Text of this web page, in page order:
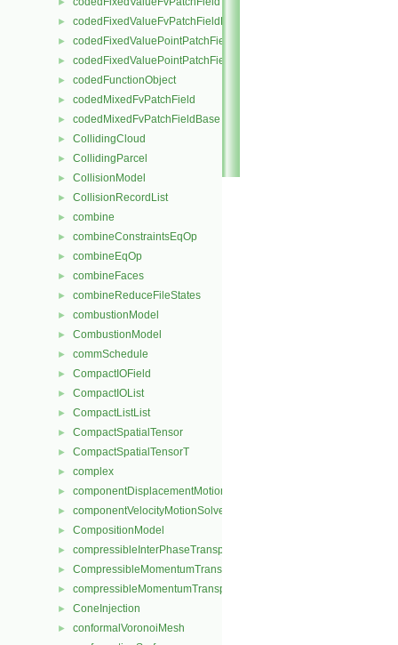
► codedFixedValueFvPatchFieldBase
► codedFixedValuePointPatchField
► codedFixedValuePointPatchFieldBase
► codedFunctionObject
► codedMixedFvPatchField
► codedMixedFvPatchFieldBase
► CollidingCloud
► CollidingParcel
► CollisionModel
► CollisionRecordList
► combine
► combineConstraintsEqOp
► combineEqOp
► combineFaces
► combineReduceFileStates
► combustionModel
► CombustionModel
► commSchedule
► CompactIOField
► CompactIOList
► CompactListList
► CompactSpatialTensor
► CompactSpatialTensorT
► complex
► componentDisplacementMotionSolver
► componentVelocityMotionSolver
► CompositionModel
► compressibleInterPhaseTransportModel
► CompressibleMomentumTransportModel
► compressibleMomentumTransportModel
► ConeInjection
► conformalVoronoiMesh